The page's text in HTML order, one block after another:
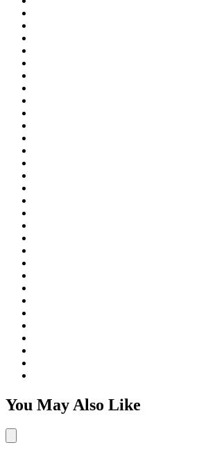
You May Also Like